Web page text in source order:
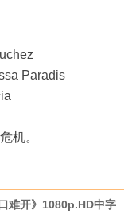
Paradis
机。
难开》1080p.HD中字